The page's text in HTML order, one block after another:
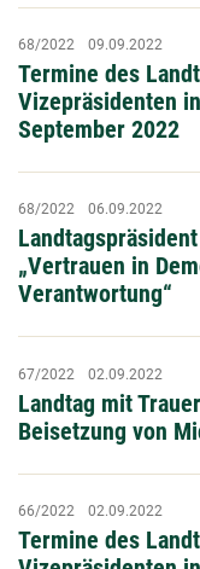
Termine des
Vizepräsidenten
September 2022
68/2022 09.09.2022
„Vertrauen in
Verantwortung“
68/2022 06.09.2022
Landtag mit
Beisetzung von
67/2022 02.09.2022
Termine des
66/2022 02.09.2022